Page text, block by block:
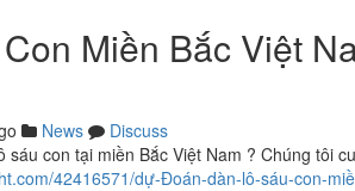
Miền Bắc Việt
News
Discuss
con tại miền Bắc Việt Nam ? Chúng tôi
42416571/dự-Đoán-dàn-lô-sáu-con-